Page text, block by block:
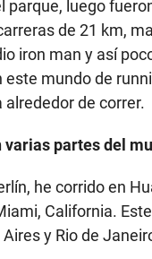
parque, luego
de 21 km,
iron man y así
este mundo de
alrededor de correr.
varias partes del
he corrido en
California.
y Rio de